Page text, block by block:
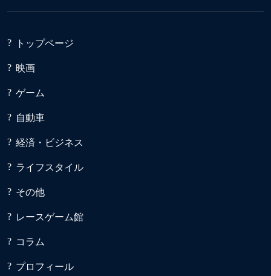
トップページ
映画
ゲーム
自動車
経済・ビジネス
ライフスタイル
その他
レースゲーム館
コラム
プロフィール